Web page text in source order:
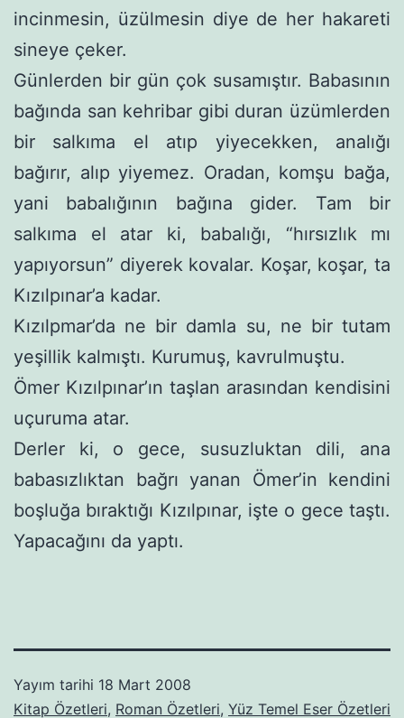
incinmesin, üzülme­sin diye de her hakareti
sineye çeker.
Günlerden bir gün çok susamıştır. Babasının
bağında san kehribar gibi duran üzümlerden
bir salkıma el atıp yiyecekken, analığı
bağırır, alıp yiyemez. Oradan, komşu bağa,
yani babalığı­nın bağına gider. Tam bir
salkıma el atar ki, babalığı, “hırsızlık mı
yapıyorsun” diyerek kovalar. Koşar, koşar, ta
Kızılpınar’a kadar.
Kızılpmar’da ne bir damla su, ne bir tutam
yeşillik kalmıştı. Kurumuş, kavrulmuştu.
Ömer Kızılpınar’ın taşlan arasından kendisini
uçuruma atar.
Derler ki, o gece, susuzluktan dili, ana
babasızlıktan bağrı yanan Ömer’in kendini
boşluğa bıraktığı Kızılpınar, işte o gece taştı.
Yapacağını da yaptı.
Yayım tarihi 18 Mart 2008
Kitap Özetleri, Roman Özetleri, Yüz Temel Eser Özetleri